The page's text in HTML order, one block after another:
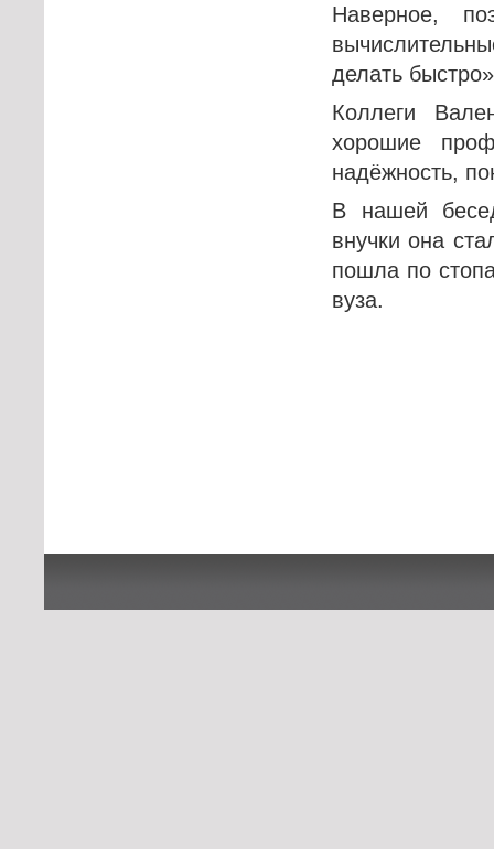
Наверное,
делать
Коллеги
хорошие
надёжность,
В нашей
внучки она
пошла по
вуза.